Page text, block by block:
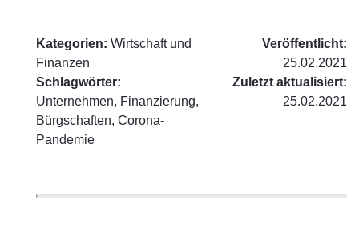
Kategorien: Wirtschaft und
Finanzen
Schlagwörter:
Unternehmen, Finanzierung,
Bürgschaften, Corona-
Pandemie
Veröffentlicht:
25.02.2021
Zuletzt aktualisiert:
25.02.2021